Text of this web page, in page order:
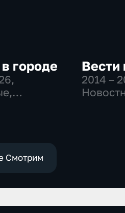
городе
,
Вести
2014 –
Смотрим